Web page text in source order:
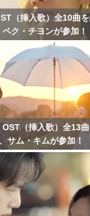
（挿入歌）全10曲
ク・チヨンが参加！
OST（挿入歌）全13
サム・キムが参加！